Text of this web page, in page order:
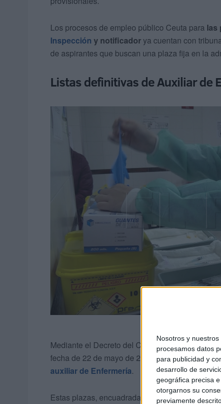
Nosotros y nuestros
procesamos datos
para publicidad y
desarrollo de
geográfica precisa
otorgarnos su
previamente
Los procesos de empleo público Ceuta para las
Inspección y notificadorya cuentan con
de aspirantes que buscan una plaza fija en la
Listas definitivas de Auxiliar de
Mediante el Decreto del Consejero de
fecha de 22 de mayo de 2026, se ha aprobado
auxiliar de Enfermería.
Estas plazas, encuadradas en la Escala de